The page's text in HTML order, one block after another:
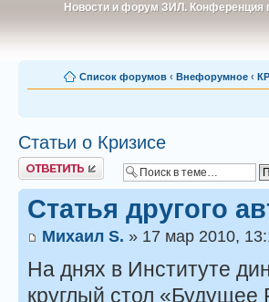
Новости и форум ЗИЛ.
Новости и форум ЗИЛ.
Список форумов ‹ Внефорумное ‹
Статьи о Кризисе
Ответить
Статья другого
Михаил S. » 17 мар 2010,
На днях в Институте
круглый стол «Будущее